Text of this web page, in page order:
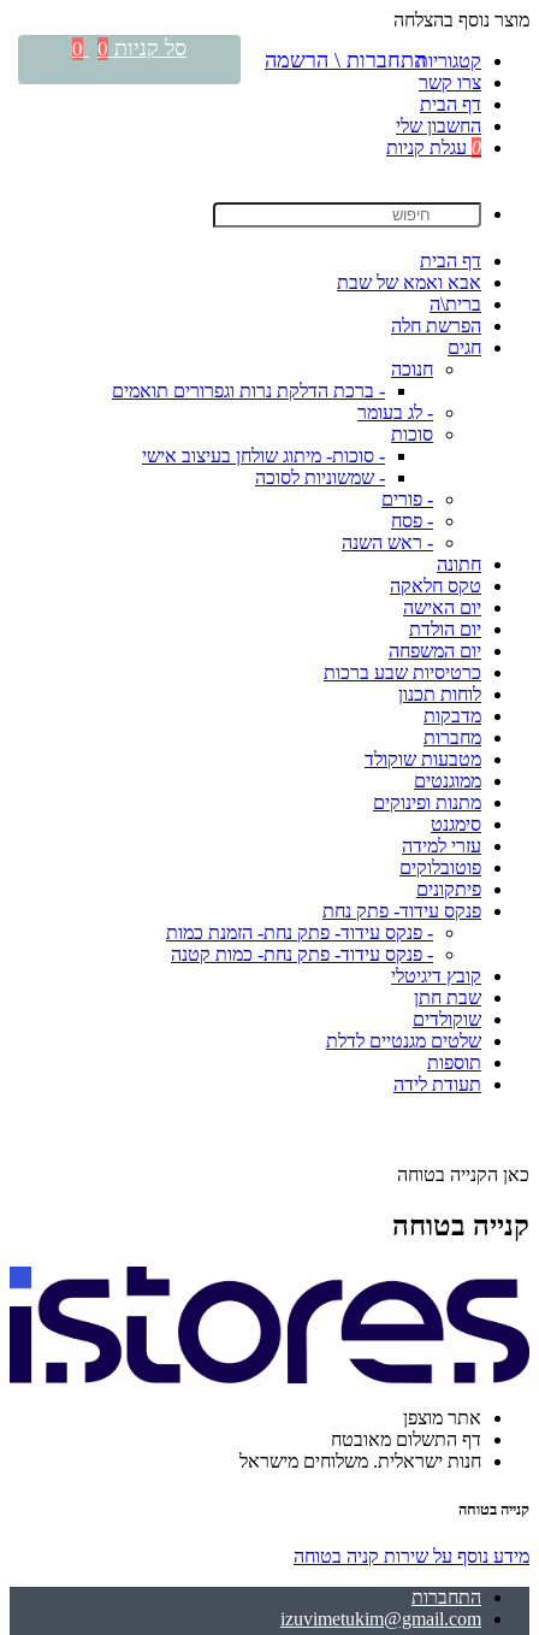
מוצר נוסף בהצלחה
קטגוריות
צרו קשר
דף הבית
החשבון שלי
0 עגלת קניות
דף הבית
אבא ואמא של שבת
ברית\ה
הפרשת חלה
חגים
חנוכה
- ברכת הדלקת נרות וגפרורים תואמים
- לג בעומר
סוכות
- סוכות- מיתוג שולחן בעיצוב אישי
- שמשוניות לסוכה
- פורים
- פסח
- ראש השנה
חתונה
טקס חלאקה
יום האישה
יום הולדת
יום המשפחה
כרטיסיות שבע ברכות
לוחות תכנון
מדבקות
מחברות
מטבעות שוקולד
ממוגנטים
מתנות ופינוקים
סימגנט
עזרי למידה
פוטובלוקים
פיתקונים
פנקס עידוד- פתק נחת
- פנקס עידוד- פתק נחת- הזמנת כמות
- פנקס עידוד- פתק נחת- כמות קטנה
קובץ דיגיטלי
שבת חתן
שוקולדים
שלטים מגנטיים לדלת
תוספות
תעודת לידה
כאן הקנייה בטוחה
קנייה בטוחה
אתר מוצפן
דף התשלום מאובטח
חנות ישראלית. משלוחים מישראל
קנייה בטוחה
מידע נוסף על שירות קניה בטוחה
התחברות
izuvimetukim@gmail.com
התחברות \ הרשמה סל קניות 0
0